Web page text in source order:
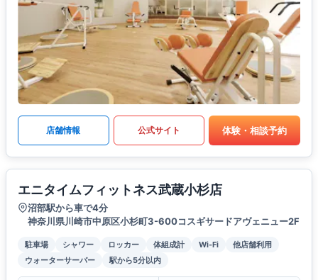
店舗情報 公式サイト 体験・相談予約
エニタイムフィットネス武蔵小杉店
沼部駅から車で4分
神奈川県川崎市中原区小杉町3-600コスギサードアヴェニュー2F
駐車場 シャワー ロッカー 体組成計 Wi-Fi
他店舗利用
ウォーターサーバー
駅から5分以内